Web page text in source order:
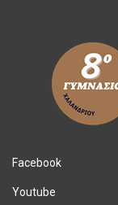
Facebook
Youtube